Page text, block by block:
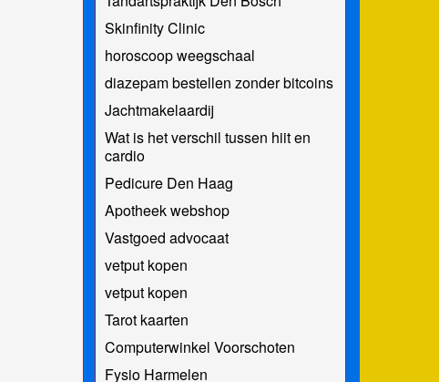
Skinfinity Clinic
horoscoop weegschaal
diazepam bestellen zonder bitcoins
Jachtmakelaardij
Wat is het verschil tussen hiit en
cardio
Pedicure Den Haag
Apotheek webshop
Vastgoed advocaat
vetput kopen
vetput kopen
Tarot kaarten
Computerwinkel Voorschoten
Fysio Harmelen